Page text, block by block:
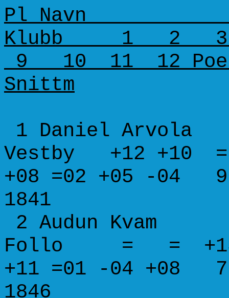
Pl
Klubb 1
9 10 11 12
Snittm
1 Daniel
Vestby +12 +10 =
+08 =02 +05 -04
1841
2 Audun
Follo = = +13 -
+11 =01 -04 +08
1846